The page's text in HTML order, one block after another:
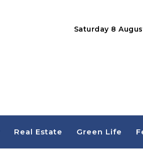
Saturday 8
Real Estate Green Life